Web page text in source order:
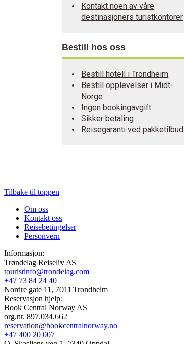
Kontakt noen av våre
destinasjoners turistkontorer
Bestill hos oss
Bestill hotell i Trondheim
Bestill opplevelser i Midt-
Norge
Ingen bookingavgift
Sikker betaling
Reisegaranti ved pakketilbud
Tilbake til toppen
Om oss
Kontakt oss
Reisebetingelser
Personvern
Informasjon:
Trøndelag Reiseliv AS
touristinfo@trondelag.com
+47 73 84 24 40
Nordre gate 11, 7011 Trondheim
Reservasjon hjelp:
Book Central Norway AS
org.nr. 897.034.662
reservation@bookcentralnorway.no
+47 400 20 007